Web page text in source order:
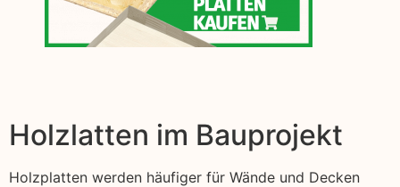
Holzlatten im Bauprojekt
Holzplatten werden häufiger für Wände und Decken